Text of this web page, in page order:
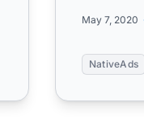
May 7, 2020
NativeAds